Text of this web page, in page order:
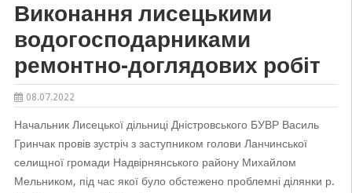
Виконання лисецькими
водогосподарниками
ремонтно-доглядових робіт
08.07.2022
Начальник Лисецької дільниці Дністровського БУВР Василь
Гринчак провів зустріч з заступником голови Ланчинської
селищної громади Надвірнянського району Михайлом
Мельником, під час якої було обстежено проблемні ділянки р.